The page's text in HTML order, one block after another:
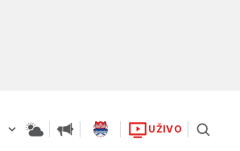
UŽIVO